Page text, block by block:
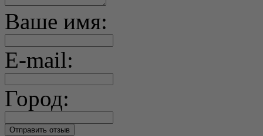
Ваше имя:
E-mail:
Город: